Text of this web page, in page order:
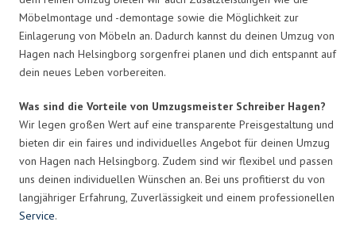
Möbelmontage und -demontage sowie die Möglichkeit zur
Einlagerung von Möbeln an. Dadurch kannst du deinen Umzug von
Hagen nach Helsingborg sorgenfrei planen und dich entspannt auf
dein neues Leben vorbereiten.
Was sind die Vorteile von Umzugsmeister Schreiber Hagen?
Wir legen großen Wert auf eine transparente Preisgestaltung und
bieten dir ein faires und individuelles Angebot für deinen Umzug
von Hagen nach Helsingborg. Zudem sind wir flexibel und passen
uns deinen individuellen Wünschen an. Bei uns profitierst du von
langjähriger Erfahrung, Zuverlässigkeit und einem professionellen
Service.